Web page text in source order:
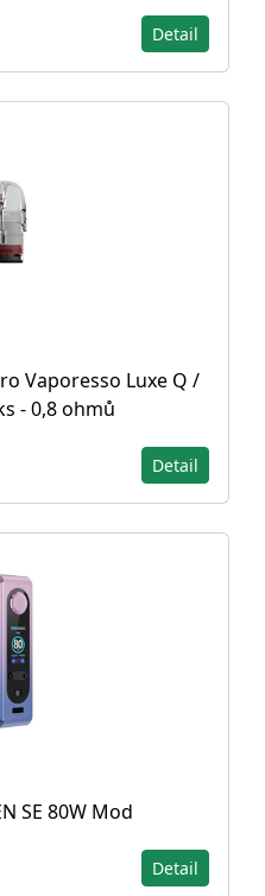
Detail
Vaporesso Luxe Q /
- 0,8 ohmů
Detail
SE 80W Mod
Detail